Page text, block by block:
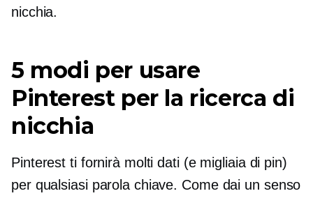
nicchia.
5 modi per usare
Pinterest per la ricerca di
nicchia
Pinterest ti fornirà molti dati (e migliaia di pin)
per qualsiasi parola chiave. Come dai un senso